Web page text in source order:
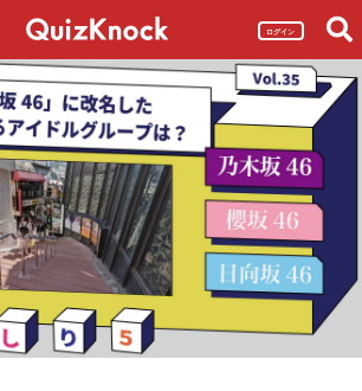
ログイン